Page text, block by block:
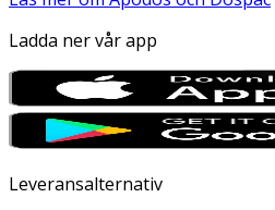
Ladda ner vår app
Leveransalternativ